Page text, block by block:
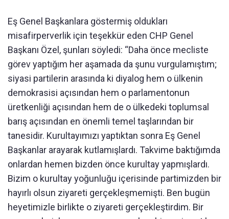
Eş Genel Başkanlara göstermiş oldukları
misafirperverlik için teşekkür eden CHP Genel
Başkanı Özel, şunları söyledi: “Daha önce mecliste
görev yaptığım her aşamada da şunu vurgulamıştım;
siyasi partilerin arasında ki diyalog hem o ülkenin
demokrasisi açısından hem o parlamentonun
üretkenliği açısından hem de o ülkedeki toplumsal
barış açısından en önemli temel taşlarından bir
tanesidir. Kurultayımızı yaptıktan sonra Eş Genel
Başkanlar arayarak kutlamışlardı. Takvime baktığımda
onlardan hemen bizden önce kurultay yapmışlardı.
Bizim o kurultay yoğunluğu içerisinde partimizden bir
hayırlı olsun ziyareti gerçekleşmemişti. Ben bugün
heyetimizle birlikte o ziyareti gerçekleştirdim. Bir